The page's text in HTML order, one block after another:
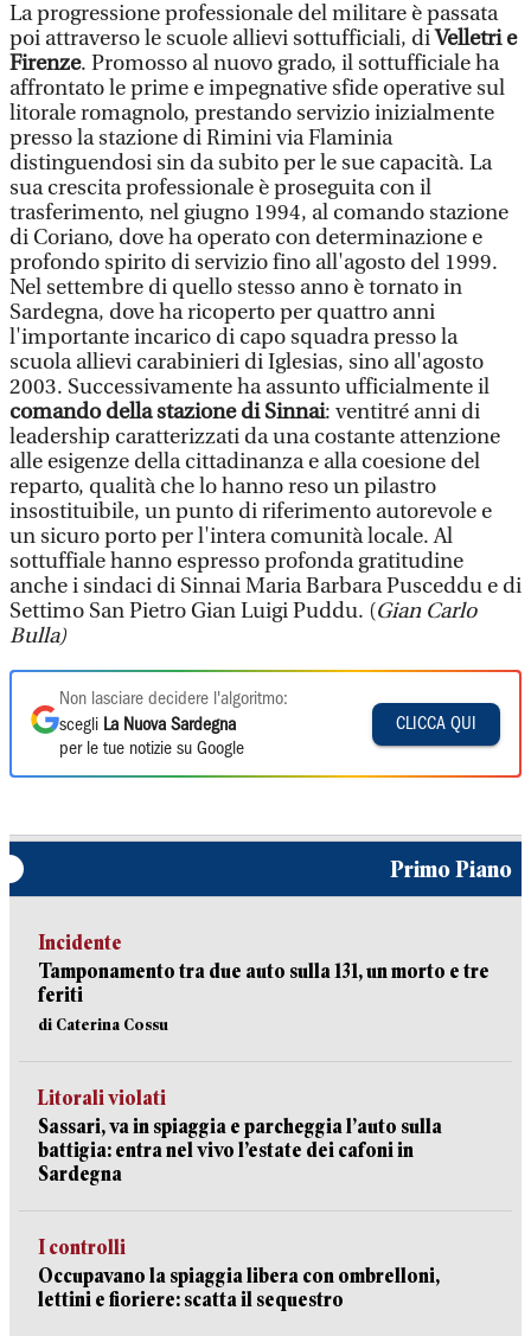
La progressione professionale del militare è passata
poi attraverso le scuole allievi sottufficiali, diVelletri e
Firenze. Promosso al nuovo grado, il sottufficiale ha
affrontato le prime e impegnative sfide operative sul
litorale romagnolo, prestando servizio inizialmente
presso la stazione di Rimini via Flaminia
distinguendosi sin da subito per le sue capacità. La
sua crescita professionale è proseguita con il
trasferimento, nel giugno 1994, al comando stazione
di Coriano, dove ha operato con determinazione e
profondo spirito di servizio fino all'agosto del 1999.
Nel settembre di quello stesso anno è tornato in
Sardegna, dove ha ricoperto per quattro anni
l'importante incarico di capo squadra presso la
scuola allievi carabinieri di Iglesias, sino all'agosto
2003. Successivamente ha assunto ufficialmente il
comando della stazione di Sinnai: ventitré anni di
leadership caratterizzati da una costante attenzione
alle esigenze della cittadinanza e alla coesione del
reparto, qualità che lo hanno reso un pilastro
insostituibile, un punto di riferimento autorevole e
un sicuro porto per l'intera comunità locale. Al
sottuffiale hanno espresso profonda gratitudine
anche i sindaci di Sinnai Maria Barbara Pusceddu e di
Settimo San Pietro Gian Luigi Puddu. (Gian Carlo
Bulla)
Non lasciare decidere l'algoritmo:
scegli La Nuova Sardegna
per le tue notizie su Google
CLICCA QUI
Primo Piano
Incidente
Tamponamento tra due auto sulla 131, un morto e tre
feriti
di Caterina Cossu
Litorali violati
Sassari, va in spiaggia e parcheggia l’auto sulla
battigia: entra nel vivo l’estate dei cafoni in
Sardegna
I controlli
Occupavano la spiaggia libera con ombrelloni,
lettini e fioriere: scatta il sequestro